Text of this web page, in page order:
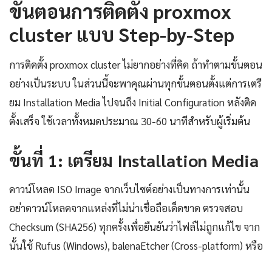
ขั้นตอนการติดตั้ง proxmox
cluster แบบ Step-by-Step
การติดตั้ง proxmox cluster ไม่ยากอย่างที่คิด ถ้าทำตามขั้นตอน
อย่างเป็นระบบ ในส่วนนี้จะพาคุณผ่านทุกขั้นตอนตั้งแต่การเตรี
ยม Installation Media ไปจนถึง Initial Configuration หลังติด
ตั้งเสร็จ ใช้เวลาทั้งหมดประมาณ 30-60 นาทีสำหรับผู้เริ่มต้น
ขั้นที่ 1: เตรียม Installation Media
ดาวน์โหลด ISO Image จากเว็บไซต์อย่างเป็นทางการเท่านั้น
อย่าดาวน์โหลดจากแหล่งที่ไม่น่าเชื่อถือเด็ดขาด ตรวจสอบ
Checksum (SHA256) ทุกครั้งเพื่อยืนยันว่าไฟล์ไม่ถูกแก้ไข จาก
นั้นใช้ Rufus (Windows), balenaEtcher (Cross-platform) หรือ